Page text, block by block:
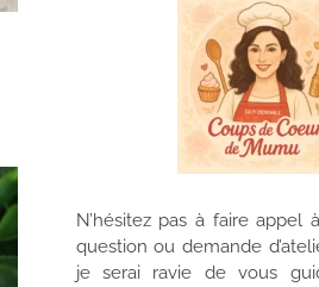
N’hésitez pas à faire appel
question ou demande
je serai ravie de vous